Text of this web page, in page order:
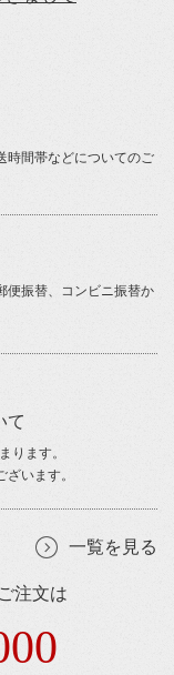
時間帯などについてのご
便振替、コンビニ振替か
て
ります。
います。
一覧を見る
注文は